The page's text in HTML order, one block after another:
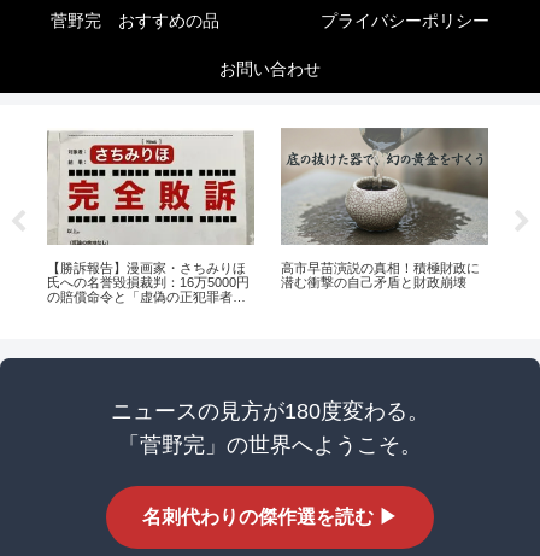
菅野完 おすすめの品 プライバシーポリシー
お問い合わせ
【勝訴報告】漫画家・さちみりほ
氏への名誉毀損裁判：16万5000円
の賠償命令と「虚偽の正犯罪者扱
高市早苗演説の真相！積極財政に
潜む衝撃の自己矛盾と財政崩壊
ニュースの見方が180度変わる。
「菅野完」の世界へようこそ。
名刺代わりの傑作選を読む ▶